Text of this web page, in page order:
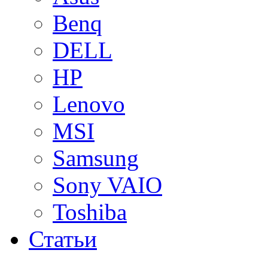
Benq
DELL
HP
Lenovo
MSI
Samsung
Sony VAIO
Toshiba
Статьи